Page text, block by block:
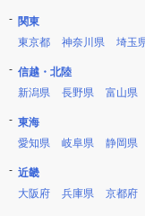
関東
東京都
神奈川県 埼玉
信越・北陸
新潟県
長野県 富山県
東海
愛知県
岐阜県 静岡県
近畿
大阪府
兵庫県 京都府